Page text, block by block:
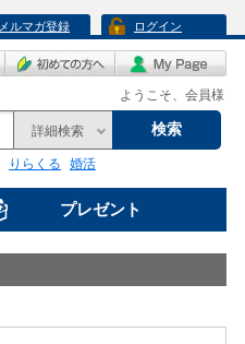
メルマガ登録 ログイン
ようこそ、会員様
詳細検索 検索
りらくる 婚活
プレゼント